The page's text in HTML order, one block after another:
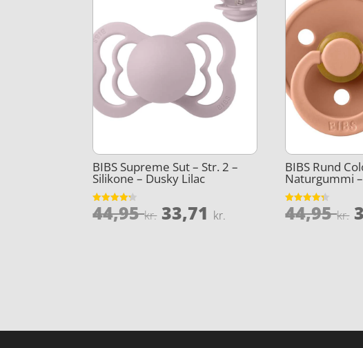
BIBS Supreme Sut – Str. 2 –
Silikone – Dusky Lilac
Vurderet
4.2
44,95kr. Den
oprindelige
33,71 kr.
BIBS Rund
Naturgummi
Vurderet
4.3
44,95kr.